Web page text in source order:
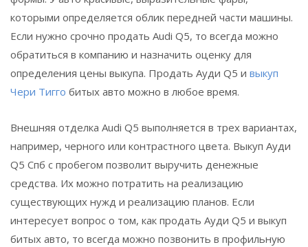
которыми определяется облик передней части машины.
Если нужно срочно продать Audi Q5, то всегда можно
обратиться в компанию и назначить оценку для
определения цены выкупа. Продать Ауди Q5 и выкуп
Чери Тигго битых авто можно в любое время.
Внешняя отделка Audi Q5 выполняется в трех вариантах,
например, черного или контрастного цвета. Выкуп Ауди
Q5 Спб с пробегом позволит выручить денежные
средства. Их можно потратить на реализацию
существующих нужд и реализацию планов. Если
интересует вопрос о том, как продать Ауди Q5 и выкуп
битых авто, то всегда можно позвонить в профильную